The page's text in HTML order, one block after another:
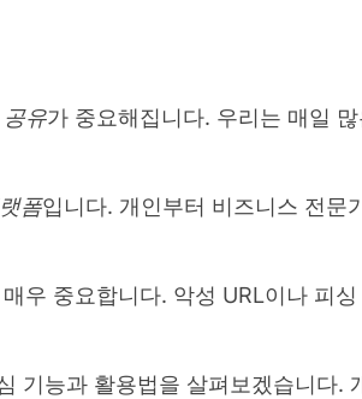
유가 중요해집니다. 우리는 매일
폼입니다. 개인부터 비즈니스 전문
우 중요합니다. 악성 URL이나 피
기능과 활용법을 살펴보겠습니다.